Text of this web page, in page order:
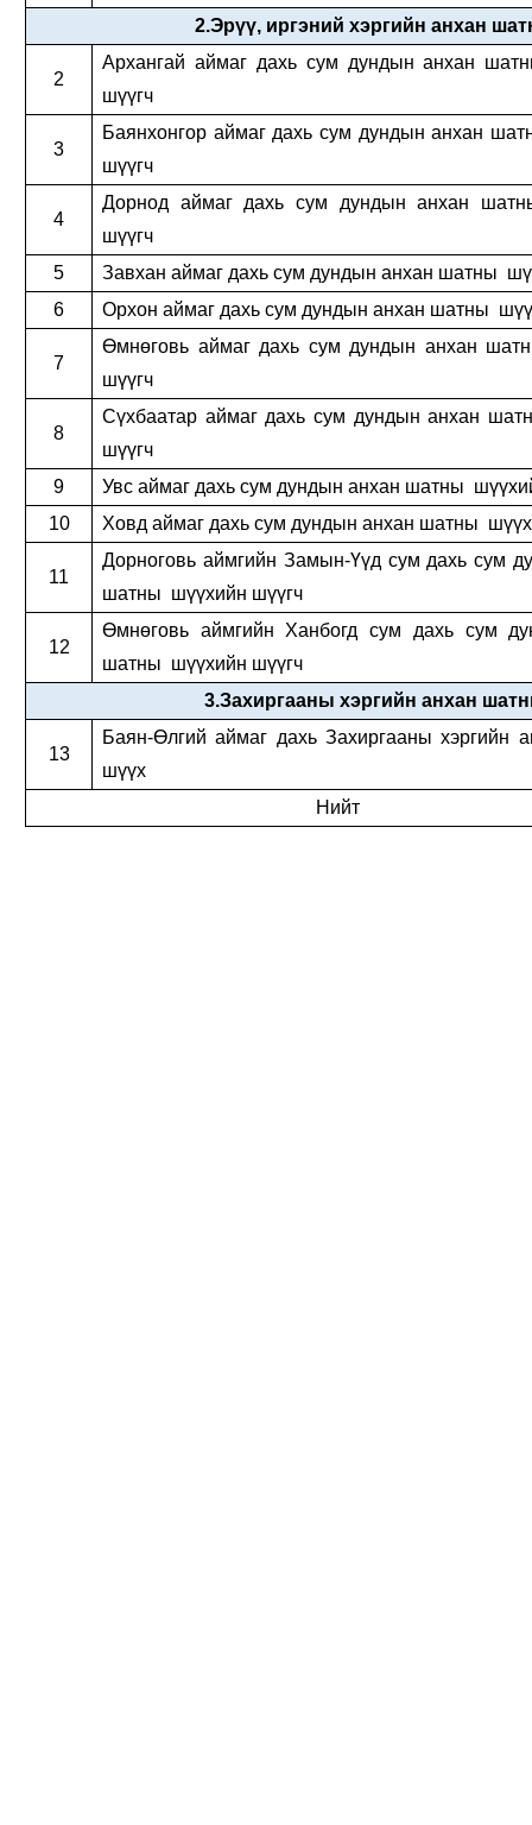
2.Эрүү, иргэний хэргийн анхан
2
Архангай аймаг дахь сум дундын анхан
шүүгч
3
Баянхонгор аймаг дахь сум дундын анхан
шүүгч
4
Дорнод аймаг дахь сум дундын анхан
шүүгч
5
Завхан аймаг дахь сум дундын анхан шатны
6
Орхон аймаг дахь сум дундын анхан шатны
7
Өмнөговь аймаг дахь сум дундын анхан
шүүгч
8
Сүхбаатар аймаг дахь сум дундын анхан
шүүгч
9
Увс аймаг дахь сум дундын анхан шатны
10
Ховд аймаг дахь сум дундын анхан шатны
11
Дорноговь аймгийн Замын-Үүд сум дахь сум
шатны шүүхийн шүүгч
12
Өмнөговь аймгийн Ханбогд сум дахь сум
шатны шүүхийн шүүгч
3.Захиргааны хэргийн анхан
13
Баян-Өлгий аймаг дахь Захиргааны хэргийн
шүүх
Нийт